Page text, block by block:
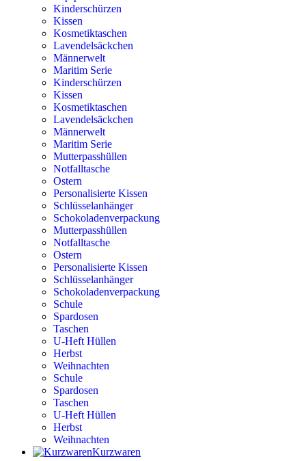
Kinderschürzen
Kissen
Kosmetiktaschen
Lavendelsäckchen
Männerwelt
Maritim Serie
Kinderschürzen
Kissen
Kosmetiktaschen
Lavendelsäckchen
Männerwelt
Maritim Serie
Mutterpasshüllen
Notfalltasche
Ostern
Personalisierte Kissen
Schlüsselanhänger
Schokoladenverpackung
Mutterpasshüllen
Notfalltasche
Ostern
Personalisierte Kissen
Schlüsselanhänger
Schokoladenverpackung
Schule
Spardosen
Taschen
U-Heft Hüllen
Herbst
Weihnachten
Schule
Spardosen
Taschen
U-Heft Hüllen
Herbst
Weihnachten
Kurzwaren